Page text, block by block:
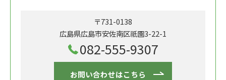
〒731-0138
広島県広島市安佐南区祇園3-22-1
082-555-9307
お問い合わせはこちら